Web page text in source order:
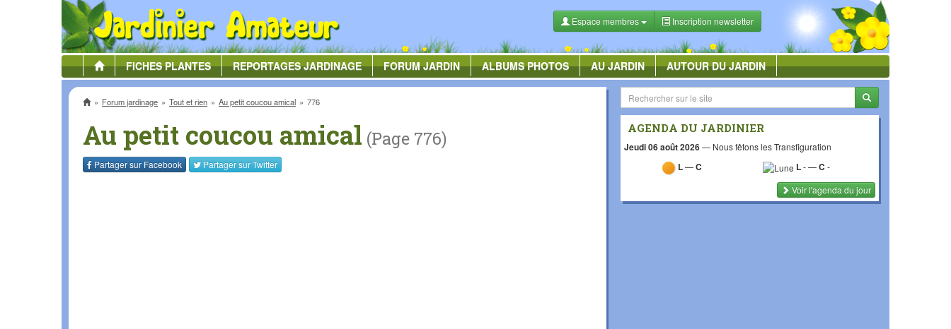
Espace membres Inscription newsletter
FICHESPLANTES REPORTAGESJARDINAGE FORUMJARDIN ALBUMSPHOTOS AU JARDIN AUTOUR DU JARDIN
AccueilForum jardinage Tout et rien Au petit coucou amical 776
Au petit coucou amical (Page 776)
Partager sur Facebook Partager surTwitter
AGENDA DU JARDINIER
Jeudi 06 août 2026— Nous fêtons les Transfiguration
L—C L-—C-
Voir l'agenda du jour